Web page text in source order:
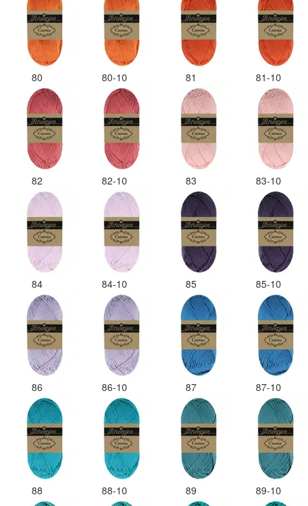
80 80-10 81 81-10
82 82-10 83 83-10
84 84-10 85 85-10
86 86-10 87 87-10
88 88-10 89 89-10